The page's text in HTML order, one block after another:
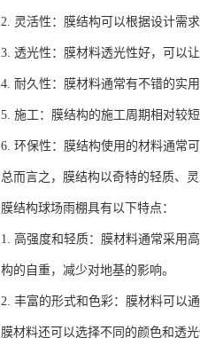
2. 灵活性：膜结构可以根据设计需
3. 透光性：膜材料透光性好，可以
4. 耐久性：膜材料通常有不错的实用
5. 施工：膜结构的施工周期相对较
6. 环保性：膜结构使用的材料通常
总而言之，膜结构以奇特的轻质、
膜结构球场雨棚具有以下特点：
1. 高强度和轻质：膜材料通常采用
构的自重，减少对地基的影响。
2. 丰富的形式和色彩：膜材料可以
膜材料还可以选择不同的颜色和透